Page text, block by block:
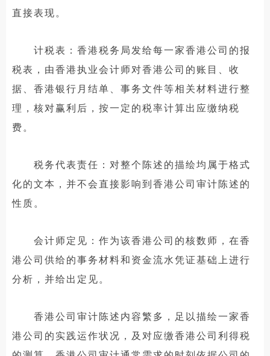
直接表现。
计税表：香港税务局发给每一家香港公司的报
税表，由香港执业会计师对香港公司的账目、收
据、香港银行月结单、事务文件等相关材料进行整
理，核对赢利后，按一定的税率计算出应缴纳税
费。
税务代表责任：对整个陈述的描绘均属于格式
化的文本，并不会直接影响到香港公司审计陈述的
性质。
会计师定见：作为该香港公司的核数师，在香
港公司供给的事务材料和资金流水凭证基础上进行
分析，并给出定见。
香港公司审计陈述内容繁多，足以描绘一家香
港公司的实践运作状况，及对应缴香港公司利得税